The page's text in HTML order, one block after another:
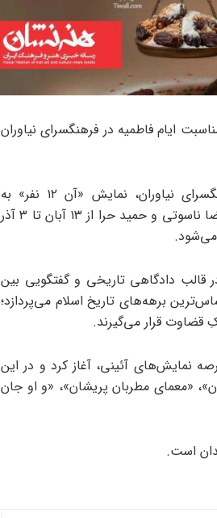
به مناسبت ایام فاطمیه در فرهنگسرای نیاوران
به نقل از روابط عمومی فرهنگسرای نیاوران، نمایش «آن ۱۲ نفر» به
کارگردانی و تهیه‌کنندگی حمید حرا و نویسندگی علیرضا ناسوتی و حمید حرا از ۱۳ آبان تا ۳ آذر
قالب دادگاهی تاریخی و گفتگویی بین
برهه‌های تاریخ اسلام می‌پردازد؛
قضاوت قرار می‌گیرند.
خود را در عرصه نمایش‌های آئینی، آغاز کرد و در این
«معمای مطربان پریشان»، «و او جان
است.